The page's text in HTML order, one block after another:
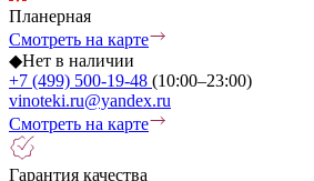
Планерная
Смотреть на карте
◆Нет в наличии
+7 (499) 500-19-48 (10:00–23:00)
vinoteki.ru@yandex.ru
Смотреть на карте
Гарантия качества